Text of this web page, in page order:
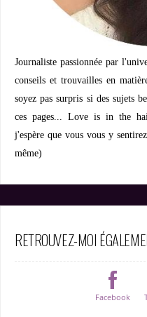
Journaliste passionnée par
conseils et trouvailles en
soyez pas surpris si des sujets
ces pages... Love is in the
j'espère que vous vous y
même)
RETROUVEZ-MOI
Facebook